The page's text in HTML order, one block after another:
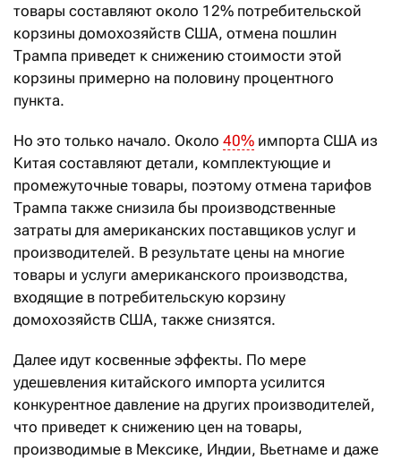
товары составляют около 12% потребительской
корзины домохозяйств США, отмена пошлин
Трампа приведет к снижению стоимости этой
корзины примерно на половину процентного
пункта.
Но это только начало. Около 40% импорта США из
Китая составляют детали, комплектующие и
промежуточные товары, поэтому отмена тарифов
Трампа также снизила бы производственные
затраты для американских поставщиков услуг и
производителей. В результате цены на многие
товары и услуги американского производства,
входящие в потребительскую корзину
домохозяйств США, также снизятся.
Далее идут косвенные эффекты. По мере
удешевления китайского импорта усилится
конкурентное давление на других производителей,
что приведет к снижению цен на товары,
производимые в Мексике, Индии, Вьетнаме и даже